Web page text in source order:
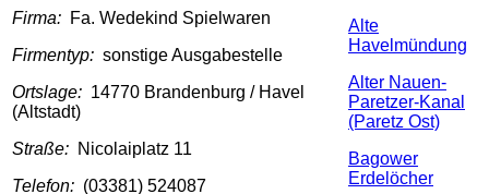
Firma: Fa. Wedekind Spielwaren
Firmentyp: sonstige Ausgabestelle
Ortslage: 14770 Brandenburg / Havel
(Altstadt)
Straße: Nicolaiplatz 11
Telefon: (03381) 524087
Alte
Havelmündung
Alter Nauen-
Paretzer-Kanal
(Paretz Ost)
Bagower
Erdelöcher